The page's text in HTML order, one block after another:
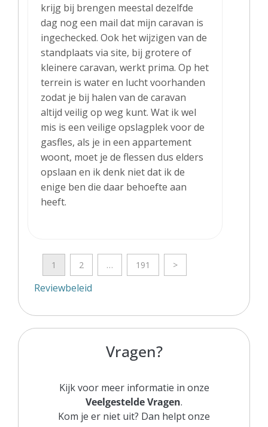
krijg bij brengen meestal dezelfde
dag nog een mail dat mijn caravan is
ingechecked. Ook het wijzigen van de
standplaats via site, bij grotere of
kleinere caravan, werkt prima. Op het
terrein is water en lucht voorhanden
zodat je bij halen van de caravan
altijd veilig op weg kunt. Wat ik wel
mis is een veilige opslagplek voor de
gasfles, als je in een appartement
woont, moet je de flessen dus elders
opslaan en ik denk niet dat ik de
enige ben die daar behoefte aan
heeft.
1 2 … 191 >
Reviewbeleid
Vragen?
Kijk voor meer informatie in onze
Veelgestelde Vragen.
Kom je er niet uit? Dan helpt onze